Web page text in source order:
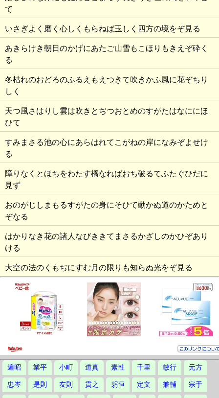
て
いさぎよく磨く心しくもらねば玉しく四方の境をぞ見る
あきらけき朝日のかげにあたご山雪もこほりもきえぞ砕く
る
冬枯れのおどろのふるえもえつきて吹きかふ風に花ぞちり
しく
天つ風さはりし雲は吹きとぢつおとめのすがたはなににほ
ひて
すみまさる池の心にあらはれてこがねの岸になみぞよせけ
る
障りなくとほちをわたす橋なればおち破るてふたぐひだに
見ず
おのがじしまもるすがたの身にそひて動かぬ道のかためと
ぞなる
はかりなき花の諸人なびききてまさるかざしのかひぞあり
ける
大空の法のくもぢにすむ月の限りも知らぬ光をぞ見る
遍昭 業平 小町 道真 素性 千里 敏行 元方
忠岑 是則 友則 貫之 躬恒 定文 兼輔 宗于